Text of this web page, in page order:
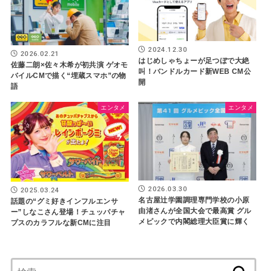
2026.02.21
佐藤二朗×佐々木希が初共演 ゲオモ
バイルCMで描く“埋蔵スマホ”の物
語
2024.12.30
はじめしゃちょーが足つぼで大絶
叫！バンドルカード新WEB CM公
開
エンタメ
2025.03.24
話題の“グミ好きインフルエンサ
ー”しなこさん登場！チュッパチャ
プスのカラフルな新CMに注目
エンタメ
2026.03.30
名古屋辻学園調理専門学校の小原
由渚さんが全国大会で最高賞 グル
メピックで内閣総理大臣賞に輝く